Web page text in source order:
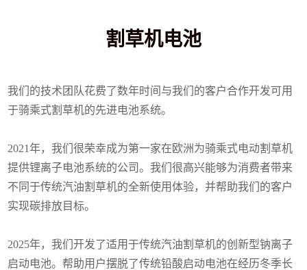
割草机电池
我们的技术团队花费了数年时间与我们的客户合作开发可用
于骑乘式割草机的先进电池系统。
2021年，我们很荣幸成为第一家在欧洲为骑乘式电动割草机
提供锂离子电池系统的公司。我们很高兴能够为消费者带来
不同于传统汽油割草机的全新使用体验，并帮助我们的客户
实现碳排放目标。
2025年，我们开发了适用于传统汽油割草机的创新型钠离子
启动电池。帮助用户摆脱了传统铅酸启动电池在经历冬季长